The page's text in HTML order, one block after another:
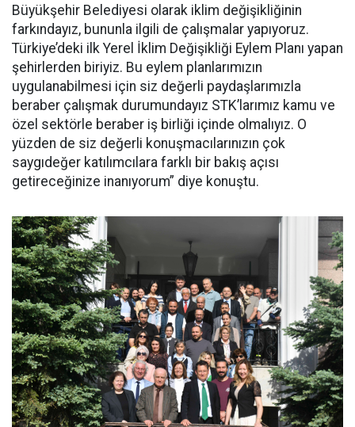
Büyükşehir Belediyesi olarak iklim değişikliğinin
farkındayız, bununla ilgili de çalışmalar yapıyoruz.
Türkiye’deki ilk Yerel İklim Değişikliği Eylem Planı yapan
şehirlerden biriyiz. Bu eylem planlarımızın
uygulanabilmesi için siz değerli paydaşlarımızla
beraber çalışmak durumundayız STK’larımız kamu ve
özel sektörle beraber iş birliği içinde olmalıyız. O
yüzden de siz değerli konuşmacılarınızın çok
saygıdeğer katılımcılara farklı bir bakış açısı
getireceğinize inanıyorum” diye konuştu.